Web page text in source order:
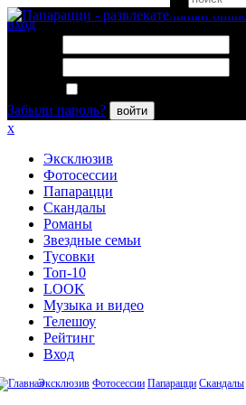
вход
Забыли пароль?
войти
x
Эксклюзив
Фотосессии
Папарацци
Скандалы
Романы
Звездные семьи
Тусовки
Топ-10
LOOK
Музыка и видео
Телешоу
Рейтинг
Вход
Эксклюзив Фотосессии Папарацци Скандалы